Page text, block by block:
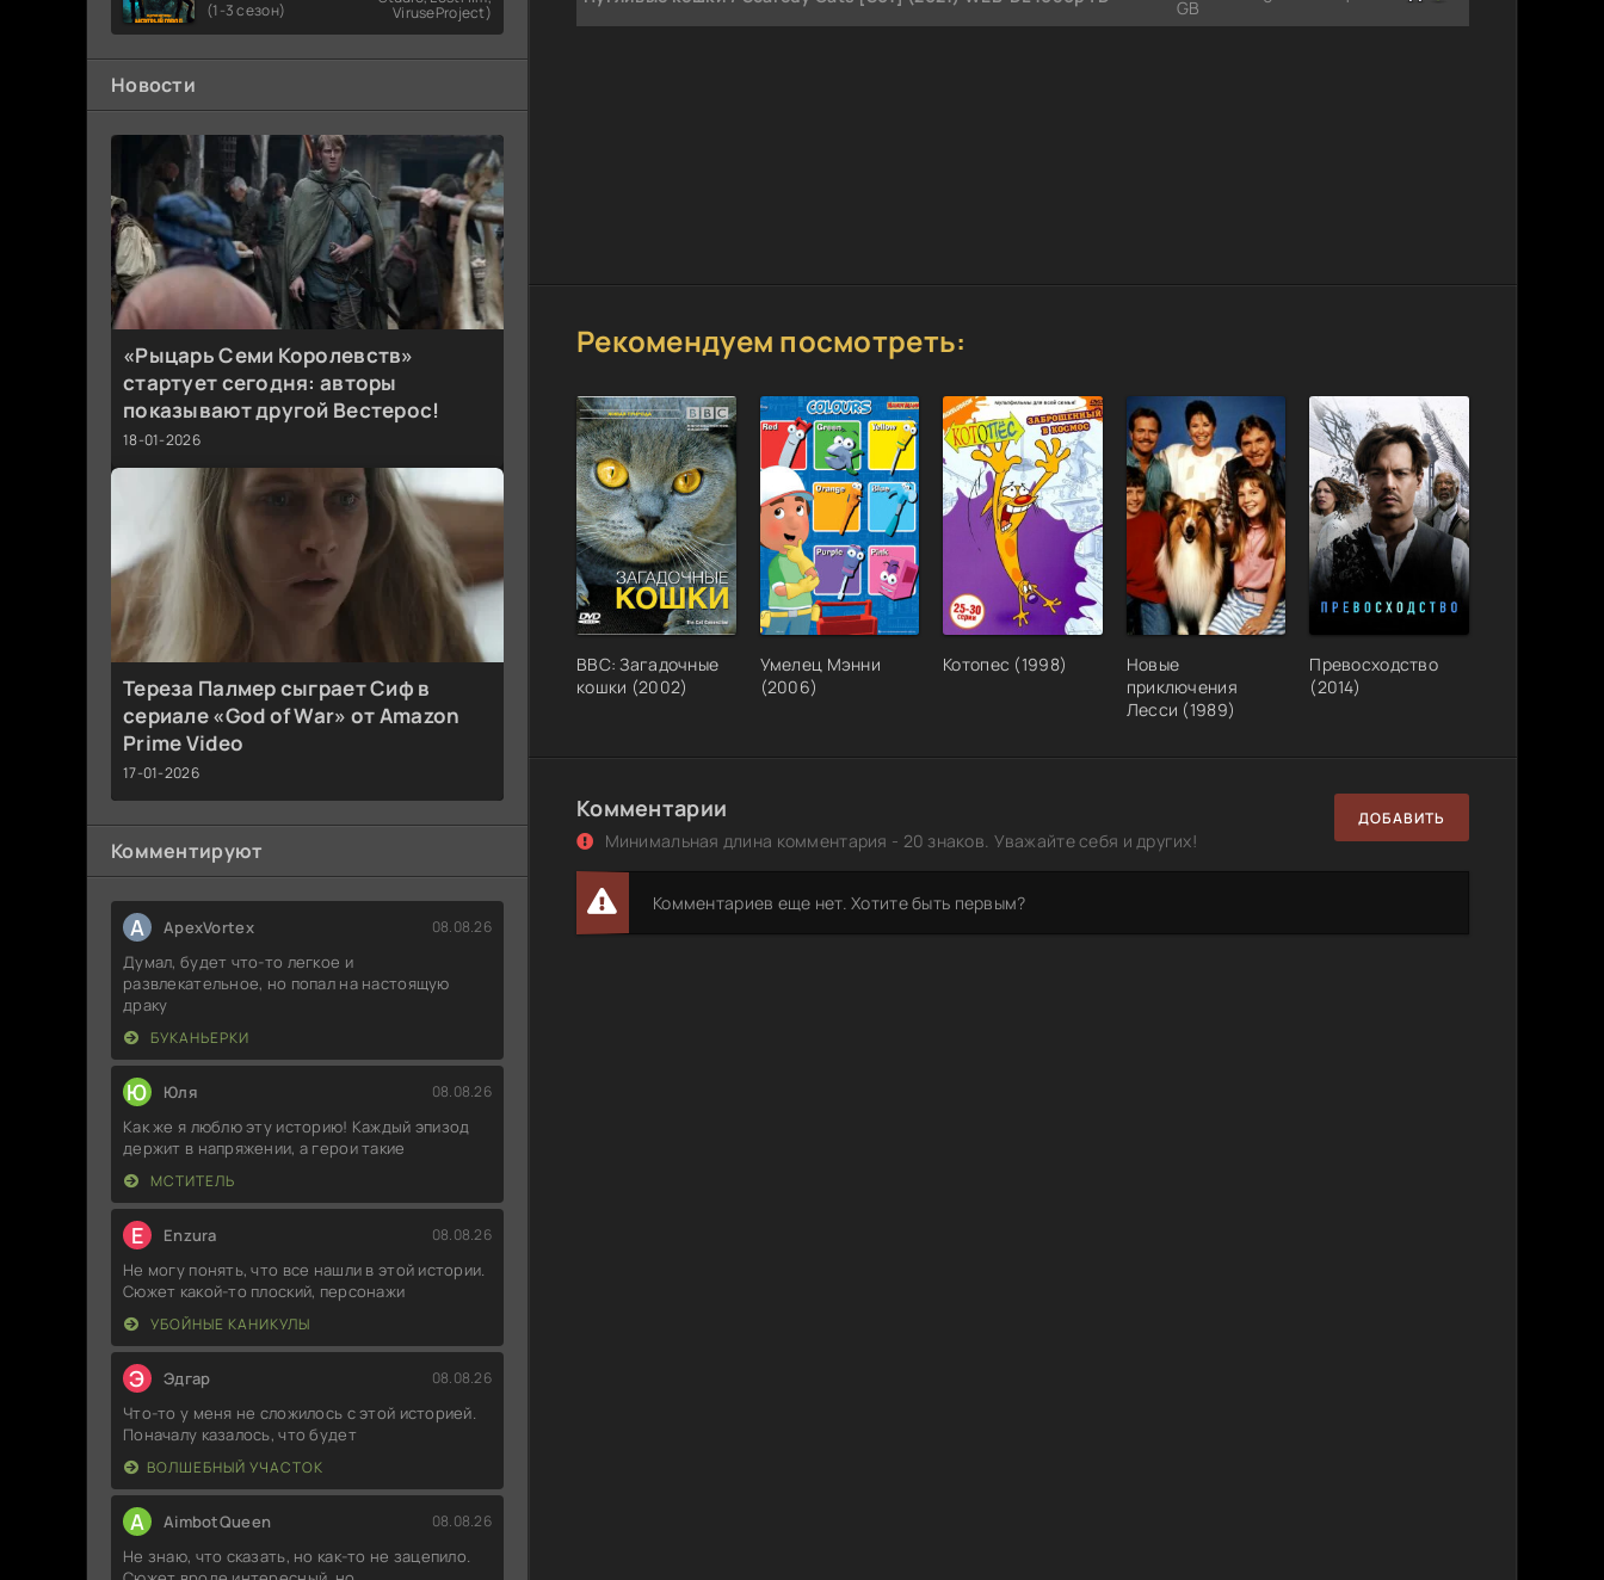
Мертвый
город
(1-3 сезон) ViruseProject)
Новости
«Рыцарь Семи Королевств»
стартует сегодня: авторы
показывают другой Вестерос!
18-01-2026
Тереза Палмер сыграет Сиф в
сериале «God of War» от Amazon
Prime Video
17-01-2026
Комментируют
A ApexVortex 08.08.26
Думал, будет что-то легкое и
развлекательное, но попал на настоящую
драку
БУКАНЬЕРКИ
Ю Юля 08.08.26
Как же я люблю эту историю! Каждый эпизод
держит в напряжении, а герои такие
МСТИТЕЛЬ
E Enzura 08.08.26
Не могу понять, что все нашли в этой истории.
Сюжет какой-то плоский, персонажи
УБОЙНЫЕ КАНИКУЛЫ
Э Эдгар 08.08.26
Что-то у меня не сложилось с этой историей.
Поначалу казалось, что будет
ВОЛШЕБНЫЙ УЧАСТОК
A AimbotQueen 08.08.26
Не знаю, что сказать, но как-то не зацепило.
GB
Рекомендуем посмотреть:
BBC: Загадочные
кошки (2002)
Умелец Мэнни
(2006)
Котопес (1998)
Новые
приключения
Лесси (1989)
Превосходство
(2014)
Комментарии
Минимальная длина комментария - 20 знаков. Уважайте себя и других!
ДОБАВИТЬ
Комментариев еще нет. Хотите быть первым?